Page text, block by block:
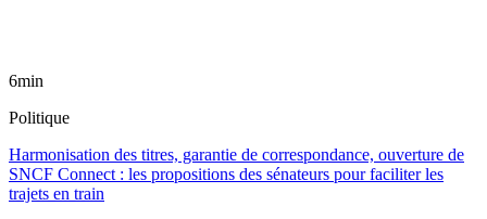
6min
Politique
Harmonisation des titres, garantie de correspondance, ouverture de
SNCF Connect : les propositions des sénateurs pour faciliter les
trajets en train